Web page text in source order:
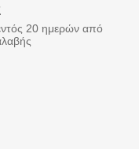
20 ημερών από